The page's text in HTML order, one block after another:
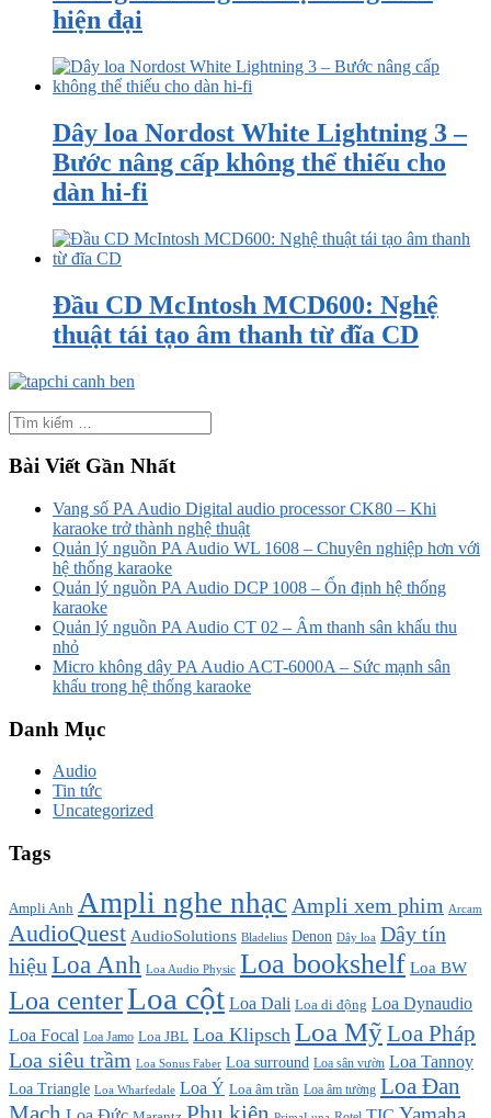
hiện đại
Dây loa Nordost White Lightning 3 –
Bước nâng cấp không thể thiếu cho
dàn hi-fi
Đầu CD McIntosh MCD600: Nghệ
thuật tái tạo âm thanh từ đĩa CD
Bài Viết Gần Nhất
Vang số PA Audio Digital audio processor CK80 – Khi
karaoke trở thành nghệ thuật
Quản lý nguồn PA Audio WL 1608 – Chuyên nghiệp hơn với
hệ thống karaoke
Quản lý nguồn PA Audio DCP 1008 – Ổn định hệ thống
karaoke
Quản lý nguồn PA Audio CT 02 – Âm thanh sân khấu thu
nhỏ
Micro không dây PA Audio ACT-6000A – Sức mạnh sân
khấu trong hệ thống karaoke
Danh Mục
Audio
Tin tức
Uncategorized
Tags
Ampli Anh Ampli nghe nhạc Ampli xem phim Arcam
AudioQuest AudioSolutions Bladelius Denon Dây loa Dây tín
hiệu Loa Anh Loa Audio Physic Loa bookshelf Loa BW
Loa centerLoa cột Loa Dali Loa di động Loa Dynaudio
Loa Focal Loa Jamo Loa JBL Loa Klipsch Loa MỹLoa Pháp
Loa siêu trầm Loa Sonus Faber Loa surround Loa sân vườn Loa Tannoy
Loa Triangle Loa Wharfedale Loa Ý Loa âm trần Loa âm tường Loa Đan